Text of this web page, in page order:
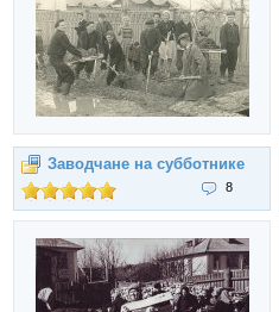
Заводчане на субботнике
8